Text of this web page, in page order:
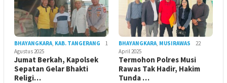
BHAYANGKARA, KAB. TANGERANG
1
Agustus 2025
Jumat Berkah, Kapolsek
Sepatan Gelar Bhakti
Religi…
BHAYANGKARA, MUSIRAWAS
22
April 2025
Termohon Polres Musi
Rawas Tak Hadir, Hakim
Tunda …